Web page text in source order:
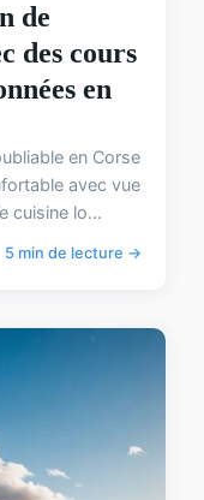
de
des cours
en
en Corse
avec vue
cuisine lo...
5 min de lecture →